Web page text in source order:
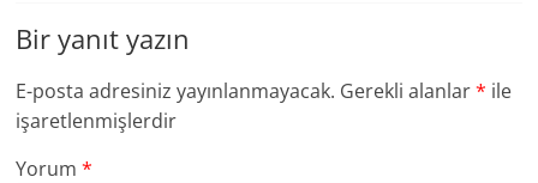
Bir yanıt yazın
E-posta adresiniz yayınlanmayacak. Gerekli alanlar* ile
işaretlenmişlerdir
Yorum*